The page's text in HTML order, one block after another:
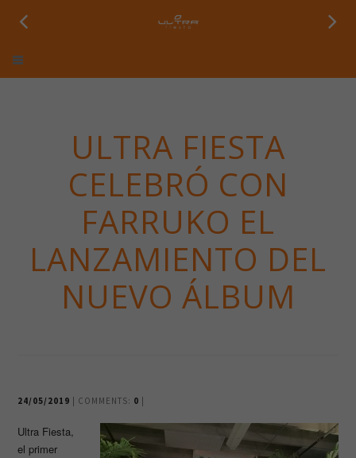
Ultra Fiesta
ULTRA FIESTA
CELEBRÓ CON
FARRUKO EL
LANZAMIENTO DEL
NUEVO ÁLBUM
24/05/2019 | COMMENTS: 0
Ultra Fiesta,
el primer